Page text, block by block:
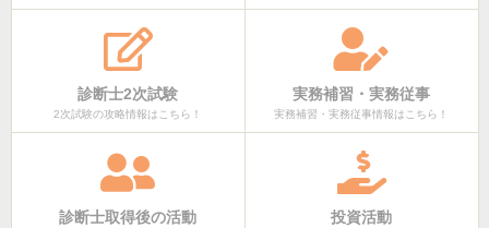
診断士2次試験
2次試験の攻略情報はこちら！
実務補習・実務従事
実務補習・実務従事情報はこちら！
診断士取得後の活動 投資活動